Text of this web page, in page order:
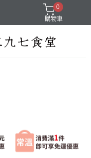
0
購物車